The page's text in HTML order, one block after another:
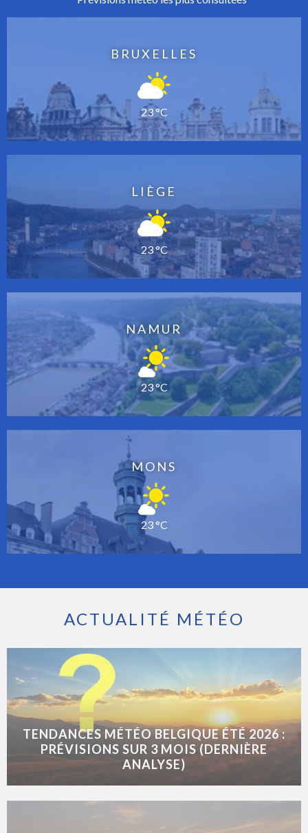
BRUXELLES
23 °C
LIÈGE
23 °C
NAMUR
23 °C
MONS
23 °C
ACTUALITÉ MÉTÉO
TENDANCES MÉTÉO BELGIQUE ÉTÉ 2026 :
PRÉVISIONS SUR 3 MOIS (DERNIÈRE
ANALYSE)